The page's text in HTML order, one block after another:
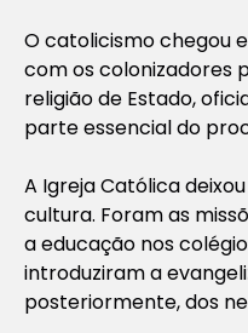
O catolicismo chegou
com os colonizadores
religião de Estado,
parte essencial do
A Igreja Católica
cultura. Foram as
a educação nos
introduziram a
posteriormente, dos